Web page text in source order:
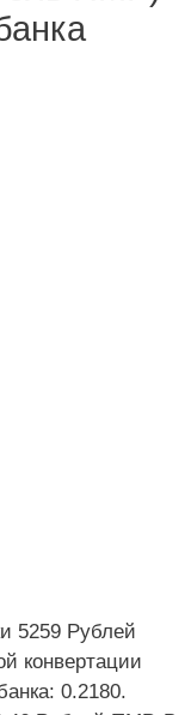
5259 Рублей
конвертации
0.2180.